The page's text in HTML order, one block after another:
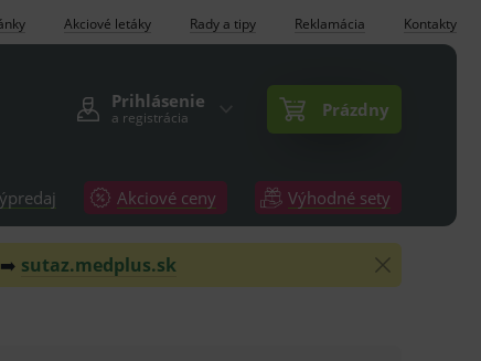
Akciové letáky Rady a tipy Reklamácia Kontakty
Prihlásenie
a registrácia Prázdny
Akciové ceny Výhodné sety
sutaz.medplus.sk